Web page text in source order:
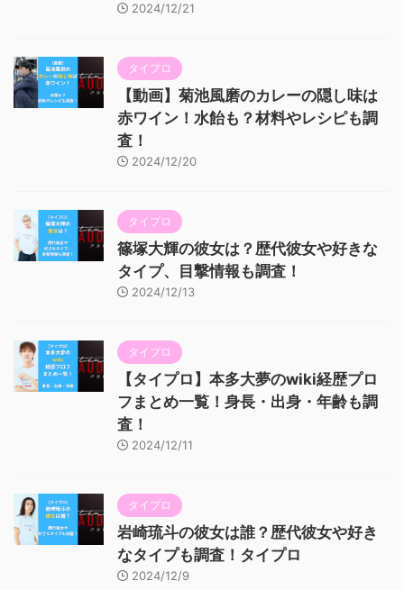
2024/12/21
タイプロ
【動画】菊池風磨のカレーの隠し味は
赤ワイン！水飴も？材料やレシピも調
査！
2024/12/20
タイプロ
篠塚大輝の彼女は？歴代彼女や好きな
タイプ、目撃情報も調査！
2024/12/13
タイプロ
【タイプロ】本多大夢のwiki経歴プロ
フまとめ一覧！身長・出身・年齢も調
査！
2024/12/11
タイプロ
岩崎琉斗の彼女は誰？歴代彼女や好き
なタイプも調査！タイプロ
2024/12/9